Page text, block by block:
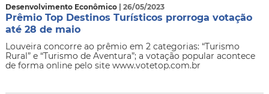
Desenvolvimento Econômico | 26/05/2023
Prêmio Top Destinos Turísticos prorroga votação
até 28 de maio
Louveira concorre ao prêmio em 2 categorias: “Turismo
Rural” e “Turismo de Aventura”; a votação popular acontece
de forma online pelo site www.votetop.com.br